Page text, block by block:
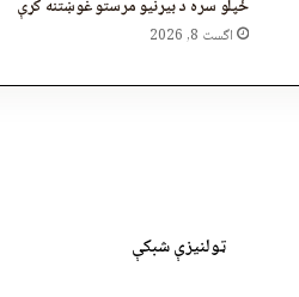
ځپلو سره د بیړنیو مرستو غوښتنه کړې
اگست 8, 2026
ټولنیزې شبکې